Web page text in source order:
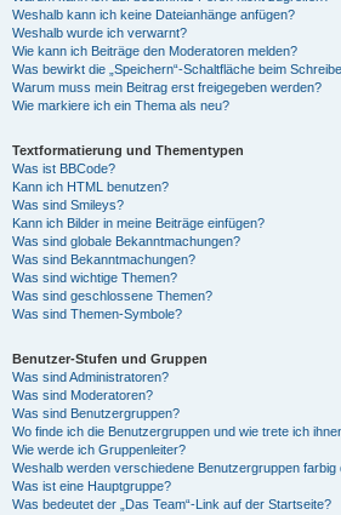
Weshalb kann ich keine Dateianhänge anfügen?
Weshalb wurde ich verwarnt?
Wie kann ich Beiträge den Moderatoren melden?
Was bewirkt die „Speichern“-Schaltfläche beim
Warum muss mein Beitrag erst freigegeben werden?
Wie markiere ich ein Thema als neu?
Textformatierung und Thementypen
Was ist BBCode?
Kann ich HTML benutzen?
Was sind Smileys?
Kann ich Bilder in meine Beiträge einfügen?
Was sind globale Bekanntmachungen?
Was sind Bekanntmachungen?
Was sind wichtige Themen?
Was sind geschlossene Themen?
Was sind Themen-Symbole?
Benutzer-Stufen und Gruppen
Was sind Administratoren?
Was sind Moderatoren?
Was sind Benutzergruppen?
Wo finde ich die Benutzergruppen und wie trete ich
Wie werde ich Gruppenleiter?
Weshalb werden verschiedene Benutzergruppen farbig
Was ist eine Hauptgruppe?
Was bedeutet der „Das Team“-Link auf der Startseite?